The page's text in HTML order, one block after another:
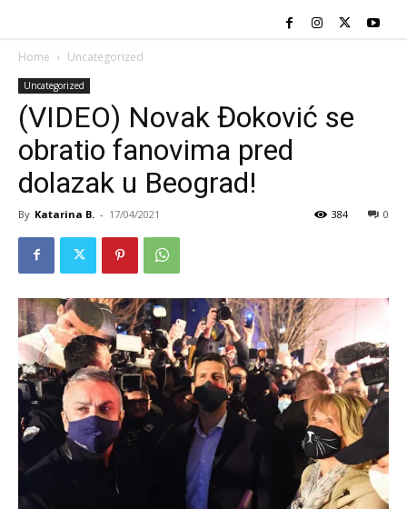
Home Uncategorized
Uncategorized
(VIDEO) Novak Đoković se
obratio fanovima pred
dolazak u Beograd!
By Katarina B. - 17/04/2021 0
384